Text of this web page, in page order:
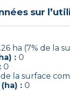
sur
ha (7% de la
: 0
0
de la surface
: 0